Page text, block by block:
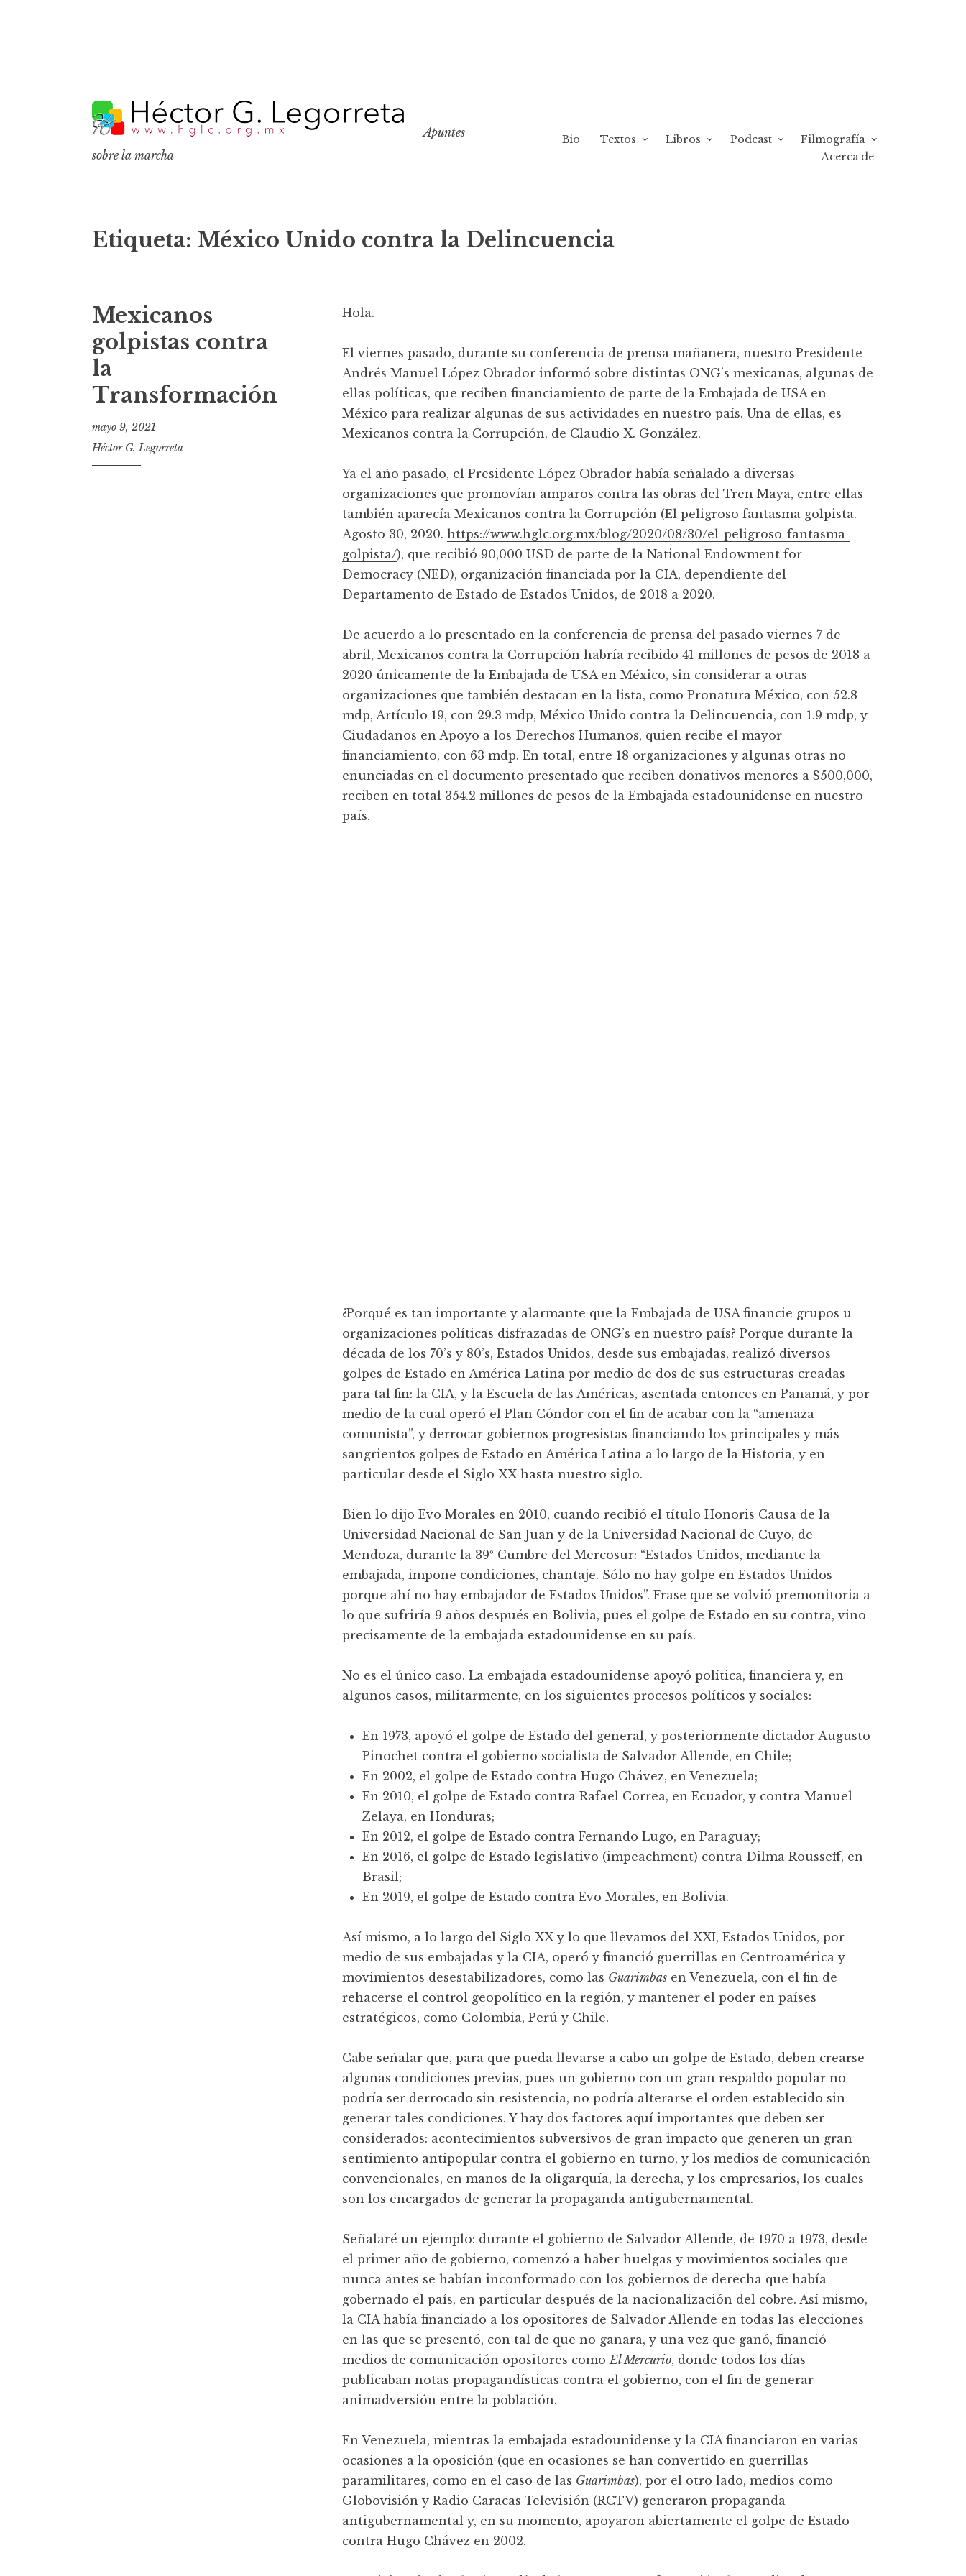
k
i
p
o
n
n
Apuntes
sobre la marcha
Bio Textos Libros Podcast
Filmografía
Acerca de
Etiqueta: México Unido contra la Delincuencia
Mexicanos
golpistas contra
la
Transformación
mayo 9, 2021
Héctor G. Legorreta
Hola.
El viernes pasado, durante su conferencia de prensa mañanera, nuestro Presidente
Andrés Manuel López Obrador informó sobre distintas ONG’s mexicanas, algunas de
ellas políticas, que reciben financiamiento de parte de la Embajada de USA en
México para realizar algunas de sus actividades en nuestro país. Una de ellas, es
Mexicanos contra la Corrupción, de Claudio X. González.
Ya el año pasado, el Presidente López Obrador había señalado a diversas
organizaciones que promovían amparos contra las obras del Tren Maya, entre ellas
también aparecía Mexicanos contra la Corrupción (El peligroso fantasma golpista.
Agosto 30, 2020.https://www.hglc.org.mx/blog/2020/08/30/el-peligroso-fantasma-
golpista/), que recibió 90,000 USD de parte de la National Endowment for
Democracy (NED), organización financiada por la CIA, dependiente del
Departamento de Estado de Estados Unidos, de 2018 a 2020.
De acuerdo a lo presentado en la conferencia de prensa del pasado viernes 7 de
abril, Mexicanos contra la Corrupción habría recibido 41 millones de pesos de 2018 a
2020 únicamente de la Embajada de USA en México, sin considerar a otras
organizaciones que también destacan en la lista, como Pronatura México, con 52.8
mdp, Artículo 19, con 29.3 mdp, México Unido contra la Delincuencia, con 1.9 mdp, y
Ciudadanos en Apoyo a los Derechos Humanos, quien recibe el mayor
financiamiento, con 63 mdp. En total, entre 18 organizaciones y algunas otras no
enunciadas en el documento presentado que reciben donativos menores a $500,000,
reciben en total 354.2 millones de pesos de la Embajada estadounidense en nuestro
país.
¿Porqué es tan importante y alarmante que la Embajada de USA financie grupos u
organizaciones políticas disfrazadas de ONG’s en nuestro país? Porque durante la
década de los 70’s y 80’s, Estados Unidos, desde sus embajadas, realizó diversos
golpes de Estado en América Latina por medio de dos de sus estructuras creadas
para tal fin: la CIA, y la Escuela de las Américas, asentada entonces en Panamá, y por
medio de la cual operó el Plan Cóndor con el fin de acabar con la “amenaza
comunista”, y derrocar gobiernos progresistas financiando los principales y más
sangrientos golpes de Estado en América Latina a lo largo de la Historia, y en
particular desde el Siglo XX hasta nuestro siglo.
Bien lo dijo Evo Morales en 2010, cuando recibió el título Honoris Causa de la
Universidad Nacional de San Juan y de la Universidad Nacional de Cuyo, de
Mendoza, durante la 39º Cumbre del Mercosur: “Estados Unidos, mediante la
embajada, impone condiciones, chantaje. Sólo no hay golpe en Estados Unidos
porque ahí no hay embajador de Estados Unidos”. Frase que se volvió premonitoria a
lo que sufriría 9 años después en Bolivia, pues el golpe de Estado en su contra, vino
precisamente de la embajada estadounidense en su país.
No es el único caso. La embajada estadounidense apoyó política, financiera y, en
algunos casos, militarmente, en los siguientes procesos políticos y sociales:
En 1973, apoyó el golpe de Estado del general, y posteriormente dictador Augusto
Pinochet contra el gobierno socialista de Salvador Allende, en Chile;
En 2002, el golpe de Estado contra Hugo Chávez, en Venezuela;
En 2010, el golpe de Estado contra Rafael Correa, en Ecuador, y contra Manuel
Zelaya, en Honduras;
En 2012, el golpe de Estado contra Fernando Lugo, en Paraguay;
En 2016, el golpe de Estado legislativo (impeachment) contra Dilma Rousseff, en
Brasil;
En 2019, el golpe de Estado contra Evo Morales, en Bolivia.
Así mismo, a lo largo del Siglo XX y lo que llevamos del XXI, Estados Unidos, por
medio de sus embajadas y la CIA, operó y financió guerrillas en Centroamérica y
movimientos desestabilizadores, como las Guarimbas en Venezuela, con el fin de
rehacerse el control geopolítico en la región, y mantener el poder en países
estratégicos, como Colombia, Perú y Chile.
Cabe señalar que, para que pueda llevarse a cabo un golpe de Estado, deben crearse
algunas condiciones previas, pues un gobierno con un gran respaldo popular no
podría ser derrocado sin resistencia, no podría alterarse el orden establecido sin
generar tales condiciones. Y hay dos factores aquí importantes que deben ser
considerados: acontecimientos subversivos de gran impacto que generen un gran
sentimiento antipopular contra el gobierno en turno, y los medios de comunicación
convencionales, en manos de la oligarquía, la derecha, y los empresarios, los cuales
son los encargados de generar la propaganda antigubernamental.
Señalaré un ejemplo: durante el gobierno de Salvador Allende, de 1970 a 1973, desde
el primer año de gobierno, comenzó a haber huelgas y movimientos sociales que
nunca antes se habían inconformado con los gobiernos de derecha que había
gobernado el país, en particular después de la nacionalización del cobre. Así mismo,
la CIA había financiado a los opositores de Salvador Allende en todas las elecciones
en las que se presentó, con tal de que no ganara, y una vez que ganó, financió
medios de comunicación opositores comoEl Mercurio, donde todos los días
publicaban notas propagandísticas contra el gobierno, con el fin de generar
animadversión entre la población.
En Venezuela, mientras la embajada estadounidense y la CIA financiaron en varias
ocasiones a la oposición (que en ocasiones se han convertido en guerrillas
paramilitares, como en el caso de las Guarimbas), por el otro lado, medios como
Globovisión y Radio Caracas Televisión (RCTV) generaron propaganda
antigubernamental y, en su momento, apoyaron abiertamente el golpe de Estado
contra Hugo Chávez en 2002.